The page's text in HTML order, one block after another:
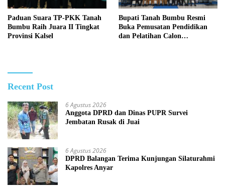
Paduan Suara TP-PKK Tanah
Bumbu Raih Juara II Tingkat
Provinsi Kalsel
Bupati Tanah Bumbu Resmi
Buka Pemusatan Pendidikan
dan Pelatihan Calon
Recent Post
6 Agustus 2026
Anggota DPRD dan Dinas PUPR Survei
Jembatan Rusak di Juai
6 Agustus 2026
DPRD Balangan Terima Kunjungan Silaturahmi
Kapolres Anyar